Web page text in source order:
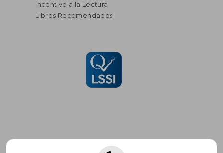
Incentivo a la Lectura
Libros Recomendados